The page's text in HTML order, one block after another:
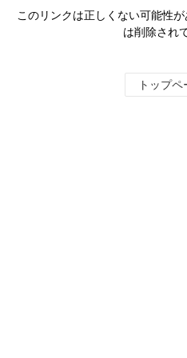
このリンクは正しくない可能性
は削除され
トップペ